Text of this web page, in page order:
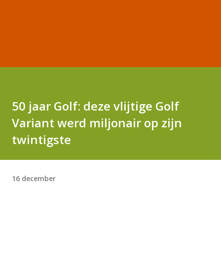
50 jaar Golf: deze vlijtige Golf
Variant werd miljonair op zijn
twintigste
16 december